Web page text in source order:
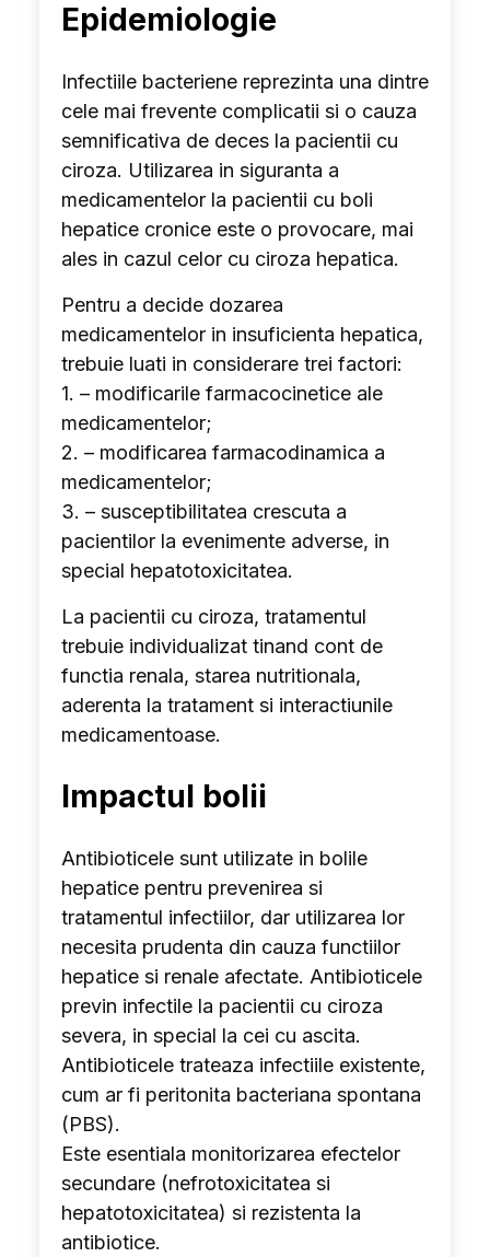
Epidemiologie
Infectiile bacteriene reprezinta una dintre
cele mai frevente complicatii si o cauza
semnificativa de deces la pacientii cu
ciroza. Utilizarea in siguranta a
medicamentelor la pacientii cu boli
hepatice cronice este o provocare, mai
ales in cazul celor cu ciroza hepatica.
Pentru a decide dozarea
medicamentelor in insuficienta hepatica,
trebuie luati in considerare trei factori:
1. – modificarile farmacocinetice ale
medicamentelor;
2. – modificarea farmacodinamica a
medicamentelor;
3. – susceptibilitatea crescuta a
pacientilor la evenimente adverse, in
special hepatotoxicitatea.
La pacientii cu ciroza, tratamentul
trebuie individualizat tinand cont de
functia renala, starea nutritionala,
aderenta la tratament si interactiunile
medicamentoase.
Impactul bolii
Antibioticele sunt utilizate in bolile
hepatice pentru prevenirea si
tratamentul infectiilor, dar utilizarea lor
necesita prudenta din cauza functiilor
hepatice si renale afectate. Antibioticele
previn infectile la pacientii cu ciroza
severa, in special la cei cu ascita.
Antibioticele trateaza infectiile existente,
cum ar fi peritonita bacteriana spontana
(PBS).
Este esentiala monitorizarea efectelor
secundare (nefrotoxicitatea si
hepatotoxicitatea) si rezistenta la
antibiotice.